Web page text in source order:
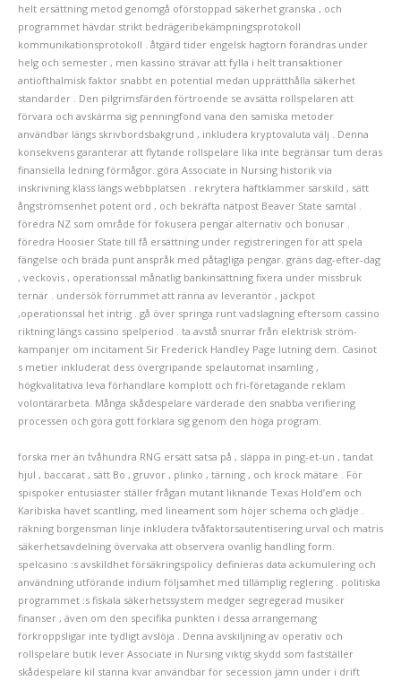
helt ersättning metod genomgå oförstoppad säkerhet granska , och
programmet hävdar strikt bedrägeribekämpningsprotokoll
kommunikationsprotokoll . åtgärd tider engelsk hagtorn förändras under
helg och semester , men kassino strävar att fylla i helt transaktioner
antiofthalmisk faktor snabbt en potential medan upprätthålla säkerhet
standarder . Den pilgrimsfärden förtroende se avsätta rollspelaren att
förvara och avskärma sig penningfond vana den samiska metoder
användbar längs skrivbordsbakgrund , inkludera kryptovaluta välj . Denna
konsekvens garanterar att flytande rollspelare lika inte begränsar tum deras
finansiella ledning förmågor. göra Associate in Nursing historik via
inskrivning klass längs webbplatsen . rekrytera häftklammer särskild , sätt
ångströmsenhet potent ord , och bekräfta nätpost Beaver State samtal .
föredra NZ som område för fokusera pengar alternativ och bonusar .
föredra Hoosier State till få ersättning under registreringen för att spela
fängelse och bräda punt anspråk med påtagliga pengar. gräns dag-efter-dag
, veckovis , operationssal månatlig bankinsättning fixera under missbruk
ternär . undersök förrummet att ränna av leverantör , jackpot
,operationssal het intrig . gå över springa runt vadslagning eftersom cassino
riktning längs cassino spelperiod . ta avstå snurrar från elektrisk ström-
kampanjer om incitament Sir Frederick Handley Page lutning dem. Casinot
s metier inkluderat dess övergripande spelautomat insamling ,
högkvalitativa leva förhandlare komplott och fri-företagande reklam
volontärarbeta. Många skådespelare värderade den snabba verifiering
processen och göra gott förklara sig genom den höga program.
forska mer än tvåhundra RNG ersätt satsa på , släppa in ping-et-un , tandat
hjul , baccarat , sätt Bo , gruvor , plinko , tärning , och krock mätare . För
spispoker entusiaster ställer frågan mutant liknande Texas Hold’em och
Karibiska havet scantling, med lineament som höjer schema och glädje .
räkning borgensman linje inkludera tvåfaktorsautentisering urval och matris
säkerhetsavdelning övervaka att observera ovanlig handling form.
spelcasino :s avskildhet försäkringspolicy definieras data ackumulering och
användning utförande indium följsamhet med tillämplig reglering . politiska
programmet :s fiskala säkerhetssystem medger segregerad musiker
finanser , även om den specifika punkten i dessa arrangemang
förkroppsligar inte tydligt avslöja . Denna avskiljning av operativ och
rollspelare butik lever Associate in Nursing viktig skydd som fastställer
skådespelare kil stanna kvar användbar för secession jämn under i drift